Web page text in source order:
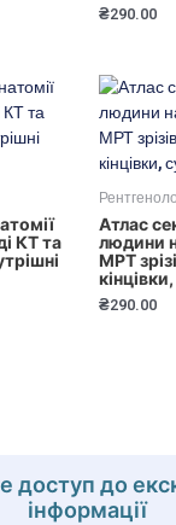
₴290.00
КТ та
Атлас
людини
МРТ
₴290.00
доступ до
інформації